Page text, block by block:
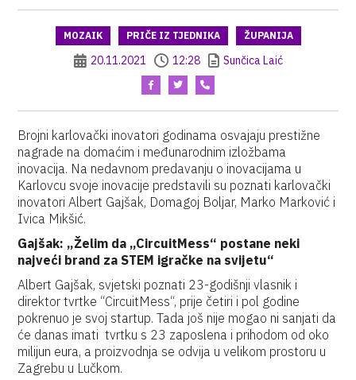
MOZAIK PRIČE IZ TJEDNIKA ŽUPANIJA
20.11.2021 12:28 Sunčica Laić
Brojni karlovački inovatori godinama osvajaju prestižne
nagrade na domaćim i međunarodnim izložbama
inovacija. Na nedavnom predavanju o inovacijama u
Karlovcu svoje inovacije predstavili su poznati karlovački
inovatori Albert Gajšak, Domagoj Boljar, Marko Marković i
Ivica Mikšić.
Gajšak: „Želim da „CircuitMess“ postane neki
najveći brand za STEM igračke na svijetu“
Albert Gajšak, svjetski poznati 23-godišnji vlasnik i
direktor tvrtke “CircuitMess“, prije četiri i pol godine
pokrenuo je svoj startup. Tada još nije mogao ni sanjati da
će danas imati tvrtku s 23 zaposlena i prihodom od oko
milijun eura, a proizvodnja se odvija u velikom prostoru u
Zagrebu u Lučkom.